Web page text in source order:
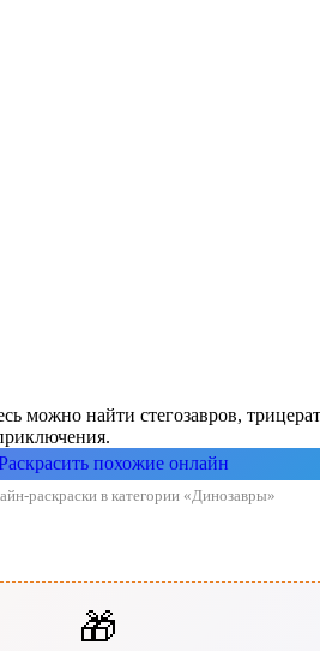
можно найти стегозавров,
похожие онлайн
раскраски в категории «Динозавры»
🎁